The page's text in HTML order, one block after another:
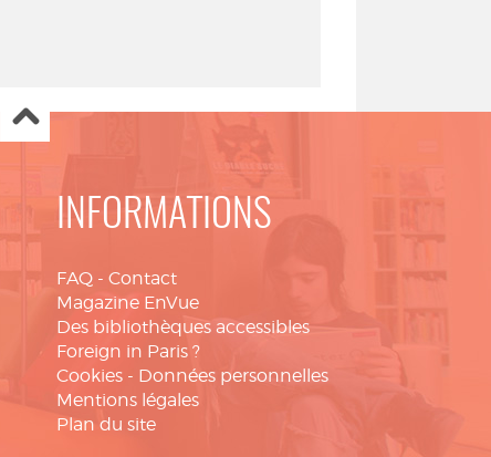
INFORMATIONS
FAQ - Contact
Magazine EnVue
Des bibliothèques accessibles
Foreign in Paris ?
Cookies - Données personnelles
Mentions légales
Plan du site